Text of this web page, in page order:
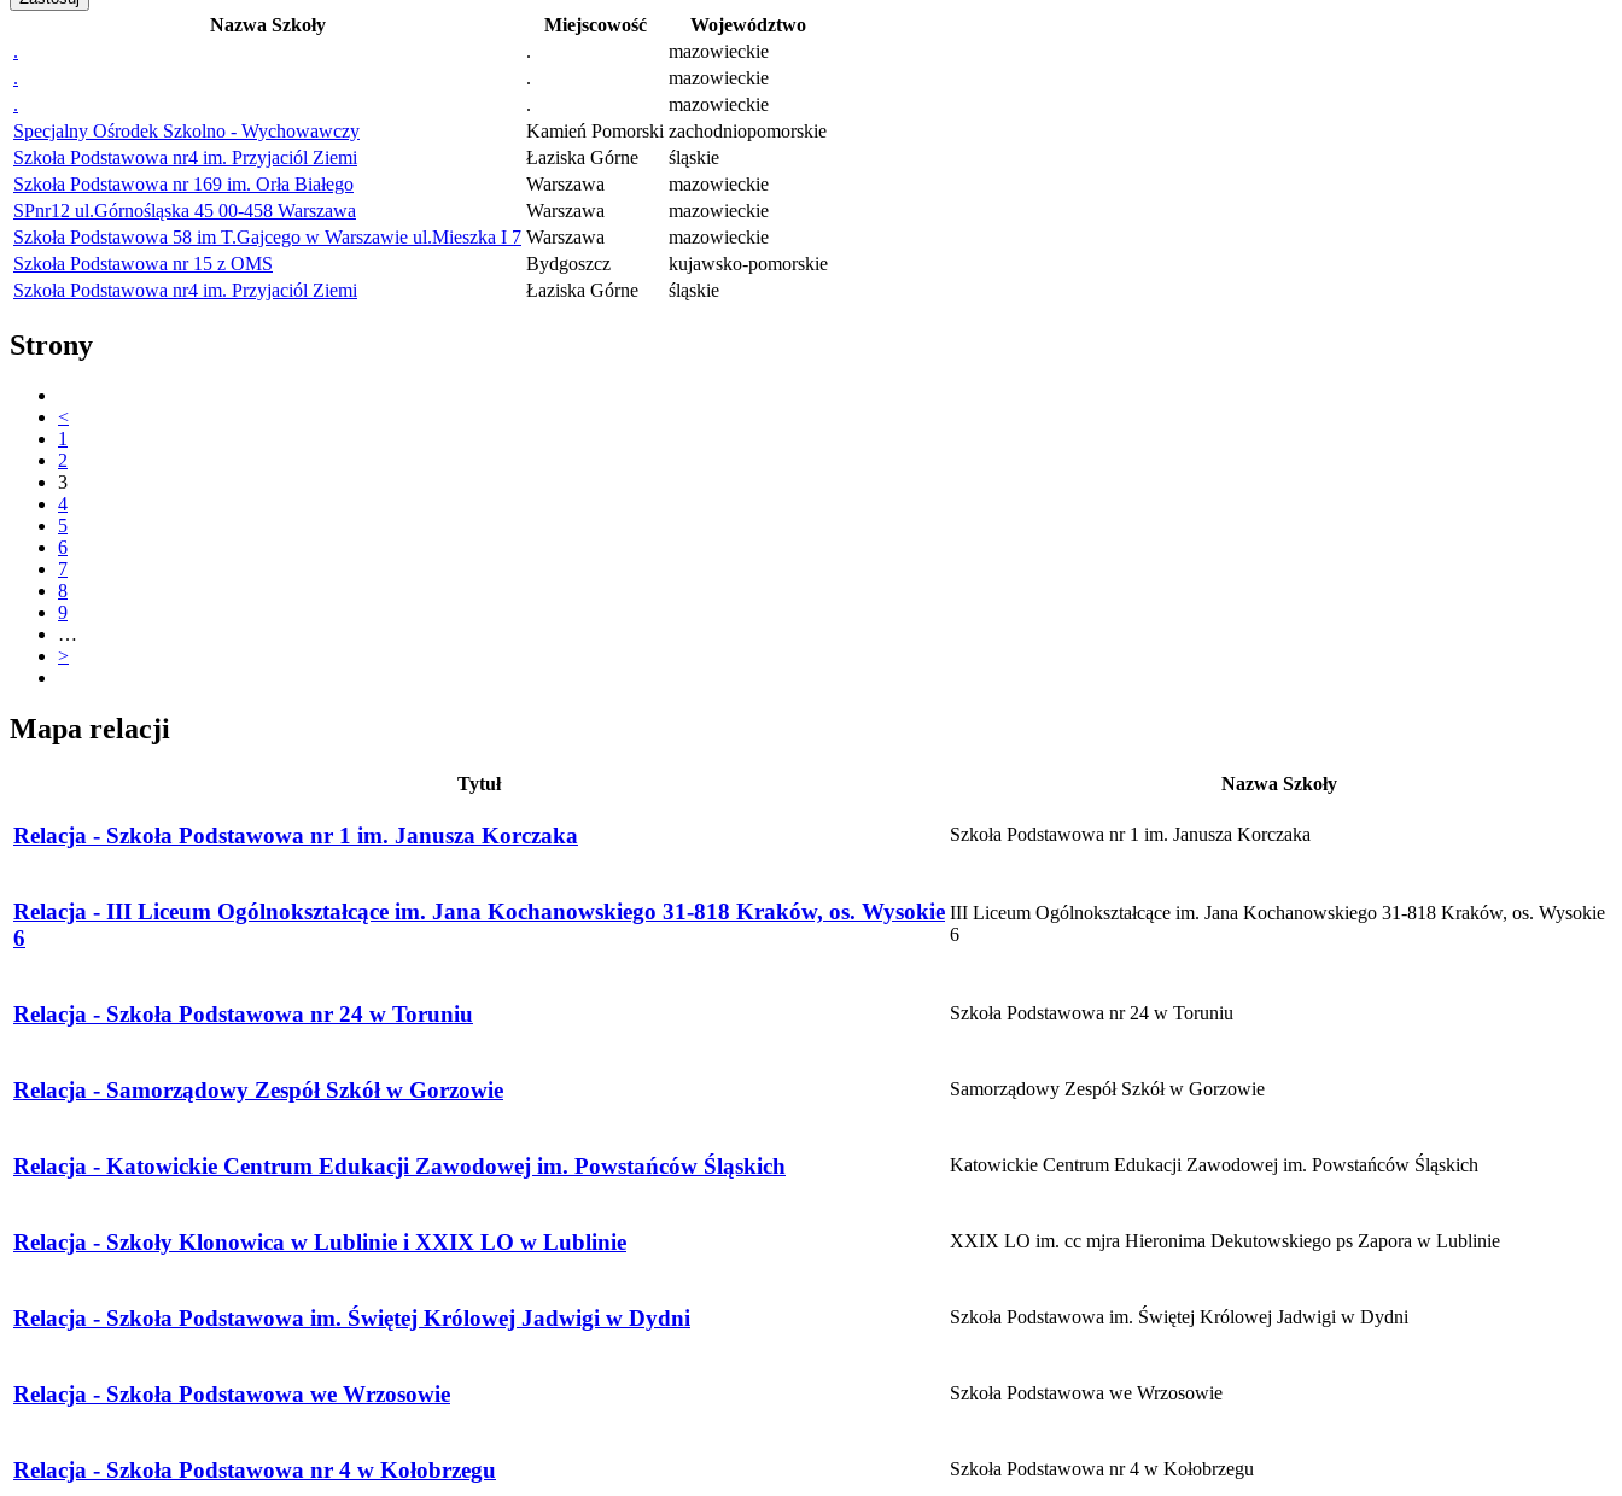
Nazwa Szkoły Miejscowość
Województwo
.
.
mazowieckie
.
.
mazowieckie
.
.
mazowieckie
Specjalny Ośrodek Szkolno - Wychowawczy
Kamień Pomorski zachodniopomorskie
Szkoła Podstawowa nr4 im. Przyjaciól Ziemi
Łaziska Górne
śląskie
Szkoła Podstawowa nr 169 im. Orła Białego
Warszawa
mazowieckie
SPnr12 ul.Górnośląska 45 00-458 Warszawa
Warszawa
mazowieckie
Szkoła Podstawowa 58 im T.Gajcego w Warszawie ul.Mieszka I 7 Warszawa
mazowieckie
Szkoła Podstawowa nr 15 z OMS
Bydgoszcz
kujawsko-pomorskie
Szkoła Podstawowa nr4 im. Przyjaciól Ziemi
Łaziska Górne śląskie
Strony
<
1
2
3
4
5
6
7
8
9
…
>
Mapa relacji
Tytuł Nazwa Szkoły
Relacja - Szkoła Podstawowa nr 1 im. Janusza Korczaka Szkoła Podstawowa nr 1 im. Janusza Korczaka
Relacja - III Liceum Ogólnokształcące im. Jana Kochanowskiego 31-818 Kraków, os. Wysokie
6
III Liceum Ogólnokształcące im. Jana Kochanowskiego 31-818 Kraków, os. Wysokie
6
Relacja - Szkoła Podstawowa nr 24 w Toruniu Szkoła Podstawowa nr 24 w Toruniu
Relacja - Samorządowy Zespół Szkół w Gorzowie Samorządowy Zespół Szkół w Gorzowie
Relacja - Katowickie Centrum Edukacji Zawodowej im. Powstańców Śląskich Katowickie Centrum Edukacji Zawodowej im. Powstańców Śląskich
Relacja - Szkoły Klonowica w Lublinie i XXIX LO w Lublinie XXIX LO im. cc mjra Hieronima Dekutowskiego ps Zapora w Lublinie
Relacja - Szkoła Podstawowa im. Świętej Królowej Jadwigi w Dydni Szkoła Podstawowa im. Świętej Królowej Jadwigi w Dydni
Relacja - Szkoła Podstawowa we Wrzosowie Szkoła Podstawowa we Wrzosowie
Relacja - Szkoła Podstawowa nr 4 w Kołobrzegu Szkoła Podstawowa nr 4 w Kołobrzegu